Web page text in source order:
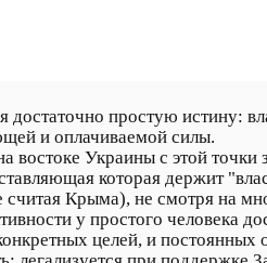
простую истину:
и оплачиваемой силы.
востоке Украины с этой
которая держит
Крыма), не смотря на
у простого человека
целей, и